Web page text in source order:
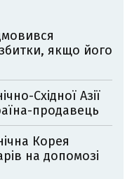
якщо його
Східної Азії
продавець
Корея
на допомозі